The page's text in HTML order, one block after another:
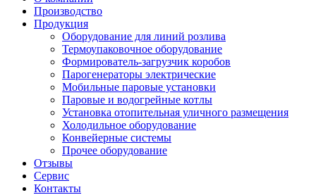
Производство
Продукция
Оборудование для линий розлива
Термоупаковочное оборудование
Формирователь-загрузчик коробов
Парогенераторы электрические
Мобильные паровые установки
Паровые и водогрейные котлы
Установка отопительная уличного размещения
Холодильное оборудование
Конвейерные системы
Прочее оборудование
Отзывы
Сервис
Контакты